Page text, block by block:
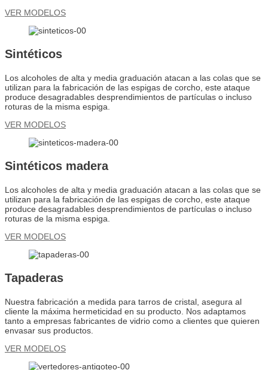
VER MODELOS
Sintéticos
Los alcoholes de alta y media graduación atacan a las colas que se
utilizan para la fabricación de las espigas de corcho, este ataque
produce desagradables desprendimientos de partículas o incluso
roturas de la misma espiga.
VER MODELOS
Sintéticos madera
Los alcoholes de alta y media graduación atacan a las colas que se
utilizan para la fabricación de las espigas de corcho, este ataque
produce desagradables desprendimientos de partículas o incluso
roturas de la misma espiga.
VER MODELOS
Tapaderas
Nuestra fabricación a medida para tarros de cristal, asegura al
cliente la máxima hermeticidad en su producto. Nos adaptamos
tanto a empresas fabricantes de vidrio como a clientes que quieren
envasar sus productos.
VER MODELOS